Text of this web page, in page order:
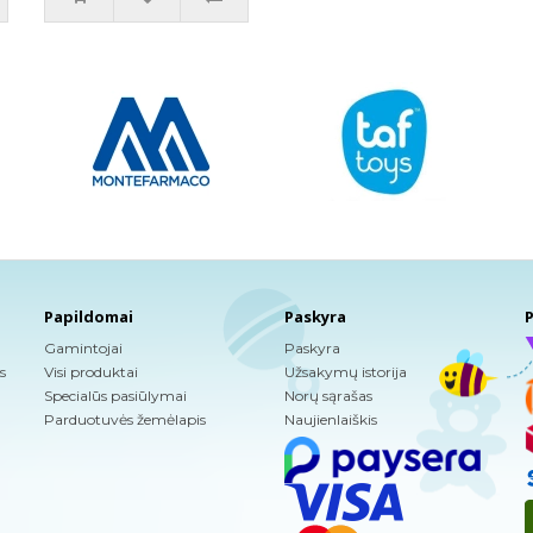
Papildomai
Gamintojai
Visi produktai
Specialūs pasiūlymai
Parduotuvės žemėlapis
Paskyra
Paskyra
Užsakymų istorija
Norų sąrašas
Naujienlaiškis